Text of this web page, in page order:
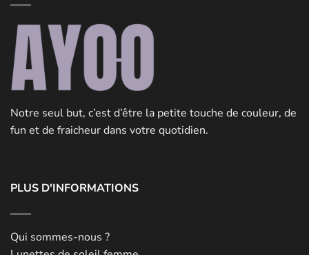
Notre seul but, c’est d’être la petite touche de couleur, de
fun et de fraicheur dans votre quotidien.
PLUS D'INFORMATIONS
Qui sommes-nous ?